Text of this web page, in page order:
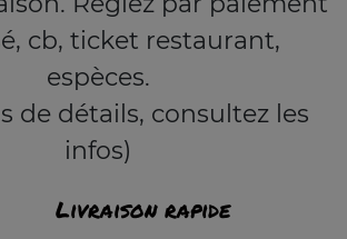
cb, ticket restaurant,
espèces.
de détails, consultez les
infos)
Livraison rapide